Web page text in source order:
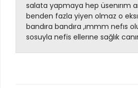
salata yapmaya hep üsenırım
benden fazla yiyen olmaz o
bandıra bandıra ,ımmm nefıs
sosuyla nefis ellerıne sağlık